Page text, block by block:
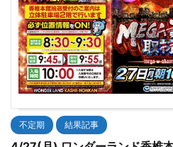
不定期 結果記事